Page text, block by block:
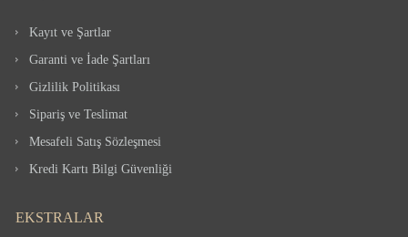
Kayıt ve Şartlar
Garanti ve İade Şartları
Gizlilik Politikası
Sipariş ve Teslimat
Mesafeli Satış Sözleşmesi
Kredi Kartı Bilgi Güvenliği
EKSTRALAR